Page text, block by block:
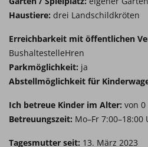
Haustiere: drei Landschildkröten
Erreichbarkeit mit öffentlichen
BushaltestelleHren
Parkmöglichkeit: ja
Abstellmöglichkeit für
Ich betreue Kinder im Alter: von 0
Betreuungszeit: Mo–Fr 7:00–18:00
Tagesmutter seit: 13. März 2023